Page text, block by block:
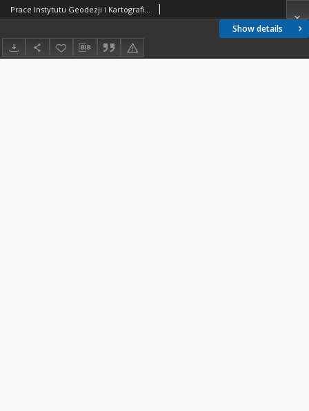
Show details
Prace Instytutu Geodezji i Kartografii 1958 t. 6 z. 1(13) - wprowadzenie